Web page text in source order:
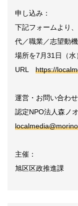
申し込み：
下記フォームより
代／職業／志望動
場所を7月31日（
URL https://
運営・お問い合わせ
認定NPO法人森ノ
主催：
旭区区政推進課